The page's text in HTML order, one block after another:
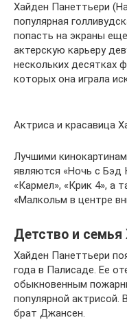
Хайден Панеттьери
популярная
попасть на экраны
актерскую карьеру
нескольких десятках
которых она играла
Актриса и красавица
Лучшими
являются «Ночь с Бэд
«Кармел», «Крик 4», а
«Малкольм в центре
Детство и семья
Хайден Панеттьери
года в Палисаде. Ее
обыкновенным
популярной актрисой.
брат Джансен.